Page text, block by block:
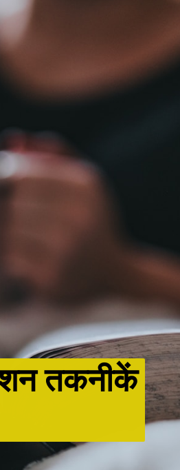
तकनीकें